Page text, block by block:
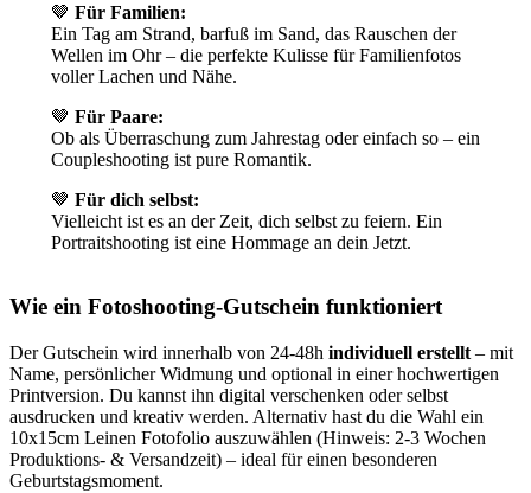
🤎 Für Familien:
Ein Tag am Strand, barfuß im Sand, das Rauschen der
Wellen im Ohr – die perfekte Kulisse für Familienfotos
voller Lachen und Nähe.
🤎 Für Paare:
Ob als Überraschung zum Jahrestag oder einfach so – ein
Coupleshooting ist pure Romantik.
🤎 Für dich selbst:
Vielleicht ist es an der Zeit, dich selbst zu feiern. Ein
Portraitshooting ist eine Hommage an dein Jetzt.
Wie ein Fotoshooting-Gutschein funktioniert
Der Gutschein wird innerhalb von 24-48h individuell erstellt – mit
Name, persönlicher Widmung und optional in einer hochwertigen
Printversion. Du kannst ihn digital verschenken oder selbst
ausdrucken und kreativ werden. Alternativ hast du die Wahl ein
10x15cm Leinen Fotofolio auszuwählen (Hinweis: 2-3 Wochen
Produktions- & Versandzeit) – ideal für einen besonderen
Geburtstagsmoment.